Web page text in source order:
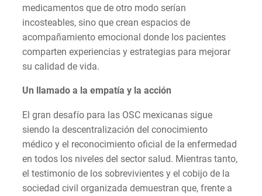
medicamentos que de otro modo serían
incosteables, sino que crean espacios de
acompañamiento emocional donde los pacientes
comparten experiencias y estrategias para mejorar
su calidad de vida.
Un llamado a la empatía y la acción
El gran desafío para las OSC mexicanas sigue
siendo la descentralización del conocimiento
médico y el reconocimiento oficial de la enfermedad
en todos los niveles del sector salud. Mientras tanto,
el testimonio de los sobrevivientes y el cobijo de la
sociedad civil organizada demuestran que, frente a